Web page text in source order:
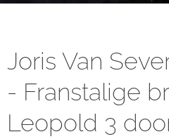
Joris Van
- Franstalige
Leopold 3